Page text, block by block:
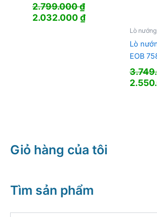
2.799.000₫
Giá
2.032.000₫Giá
2.032.000 ₫.
Lò nướng
Lò
EOB
Giá
Giỏ hàng của tôi
Tìm sản phẩm